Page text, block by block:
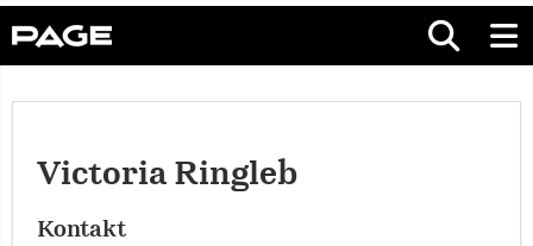
Victoria Ringleb
Kontakt